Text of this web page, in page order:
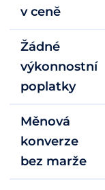
v ceně
Žádné
výkonnostní
poplatky
Měnová
konverze
bez marže